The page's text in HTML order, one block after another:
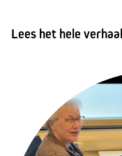
Lees het hele verhaal